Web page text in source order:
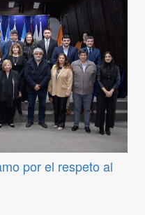
por el respeto al